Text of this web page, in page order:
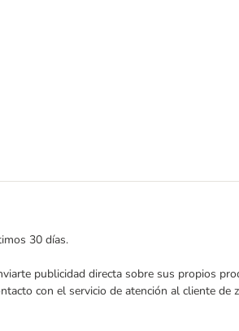
30 días.
publicidad directa sobre sus propios
con el servicio de atención al cliente de